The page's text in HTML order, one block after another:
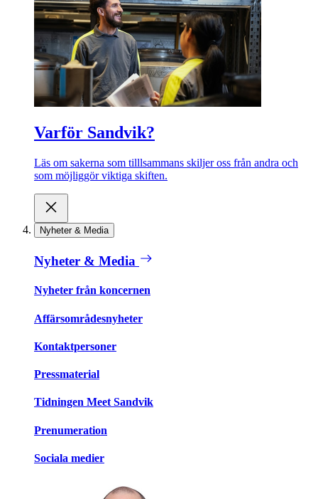
Varför Sandvik?
Läs om sakerna som tilllsammans skiljer oss från andra och
som möjliggör viktiga skiften.
Nyheter & Media
Nyheter & Media
Nyheter från koncernen
Affärsområdesnyheter
Kontaktpersoner
Pressmaterial
Tidningen Meet Sandvik
Prenumeration
Sociala medier